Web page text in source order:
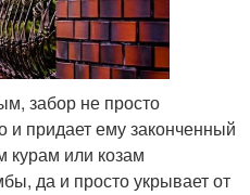
забор не просто
и придает ему законченный
курам или козам
да и просто укрывает от